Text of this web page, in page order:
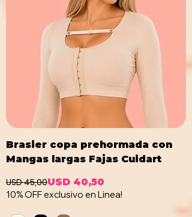
Brasier copa prehormada con
Mangas largas Fajas Cuidart
Precio
USD 45,00
Precio de oferta
USD 40,50
10% OFF exclusivo en Linea!